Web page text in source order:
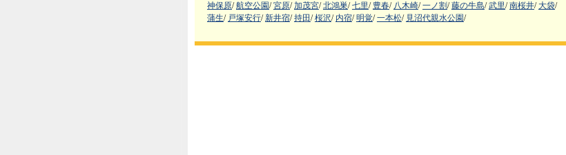
神保原/ 航空公園/ 宮原/ 加茂宮/ 北鴻巣/ 七里/ 豊春/ 八木崎/ 一ノ割/ 藤の牛島/ 武里/ 南桜井/ 大袋/
蒲生/ 戸塚安行/ 新井宿/ 持田/ 桜沢/ 内宿/ 明覚/ 一本松/ 見沼代親水公園/